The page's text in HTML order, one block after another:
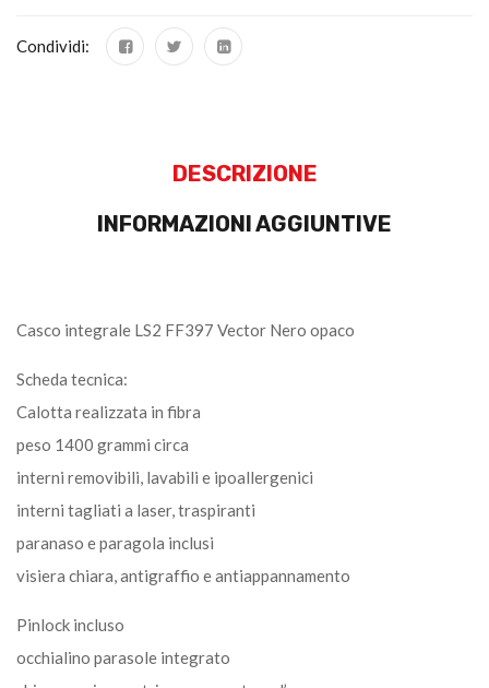
Condividi:
DESCRIZIONE
INFORMAZIONI AGGIUNTIVE
Casco integrale LS2 FF397 Vector Nero opaco
Scheda tecnica:
Calotta realizzata in fibra
peso 1400 grammi circa
interni removibili, lavabili e ipoallergenici
interni tagliati a laser, traspiranti
paranaso e paragola inclusi
visiera chiara, antigraffio e antiappannamento
Pinlock incluso
occhialino parasole integrato